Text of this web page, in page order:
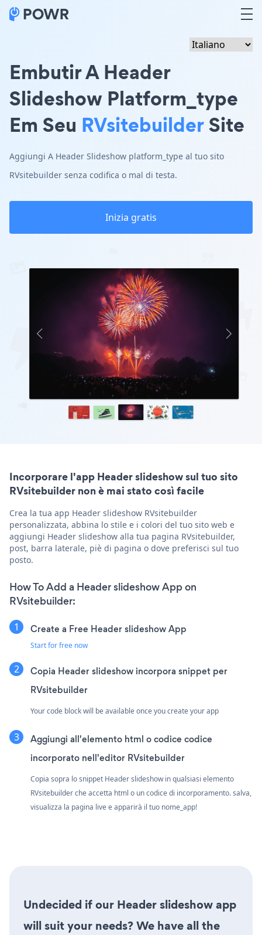
Embutir A Header
Slideshow Platform_type
Em Seu RVsitebuilderSite
Aggiungi A Header Slideshow platform_type al tuo sito
RVsitebuilder senza codifica o mal di testa.
Inizia gratis
Incorporare l'app Header slideshow sul tuo sito
RVsitebuilder non è mai stato così facile
Crea la tua app Header slideshow RVsitebuilder
personalizzata, abbina lo stile e i colori del tuo sito web e
aggiungi Header slideshow alla tua pagina RVsitebuilder,
post, barra laterale, piè di pagina o dove preferisci sul tuo
posto.
How To Add a Header slideshow App on
RVsitebuilder:
Create a Free Header slideshow App
Start for free now
Copia Header slideshow incorpora snippet per
RVsitebuilder
Your code block will be available once you create your app
Aggiungi all'elemento html o codice codice
incorporato nell'editor RVsitebuilder
Copia sopra lo snippet Header slideshow in qualsiasi elemento
RVsitebuilder che accetta html o un codice di incorporamento. salva,
visualizza la pagina live e apparirà il tuo nome_app!
Undecided if our Header slideshow app
will suit your needs? We have all the